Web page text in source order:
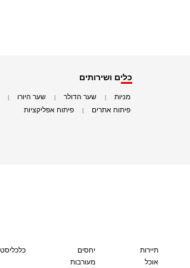
כלים ושירותים
מניות שער הדולר שער היורו
פיתוח אתרים פיתוח אפליקציות
תיירות
אוכל
יחסים
מעורבות
כלכליסט